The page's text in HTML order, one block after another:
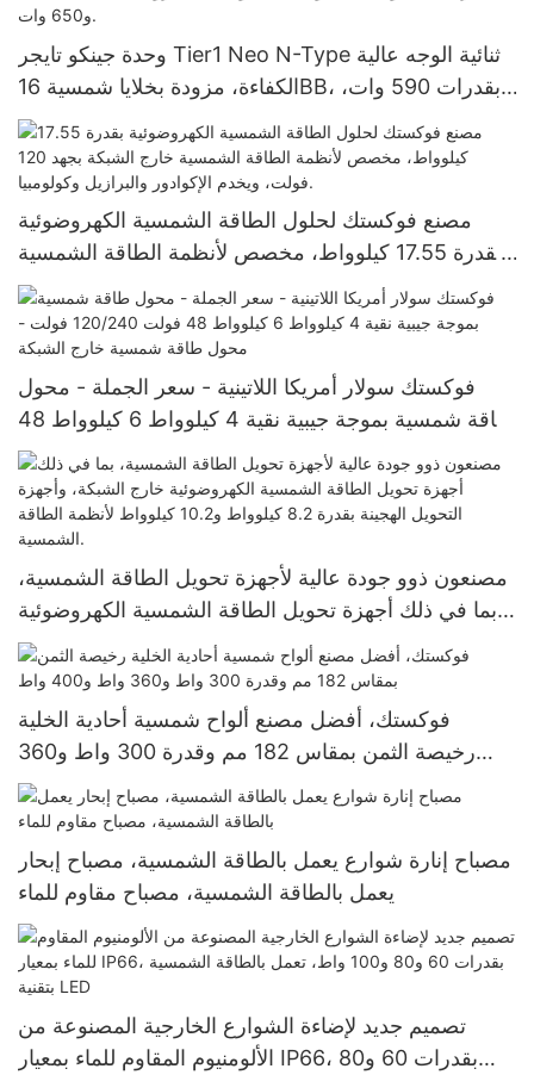
وحدة جينكو تايجر Tier1 Neo N-Type ثنائية الوجه عالية
الكفاءة، مزودة بخلايا شمسية 16BB، بقدرات 590 وات،
مصنع فوكستك لحلول الطاقة الشمسية الكهروضوئية
بقدرة 17.55 كيلوواط، مخصص لأنظمة الطاقة الشمسية
خارج الشبكة بجهد 120 فولت، ويخدم الإكوادور والبرازيل
وكولومبيا.
فوكستك سولار أمريكا اللاتينية - سعر الجملة - محول
طاقة شمسية بموجة جيبية نقية 4 كيلوواط 6 كيلوواط 48
فولت 120/240 فولت - محول طاقة شمسية خارج
الشبكة
مصنعون ذوو جودة عالية لأجهزة تحويل الطاقة الشمسية،
بما في ذلك أجهزة تحويل الطاقة الشمسية الكهروضوئية
خارج الشبكة، وأجهزة التحويل الهجينة بقدرة 8.2 كيلوواط
و10.2 كيلوواط لأنظمة الطاقة الشمسية.
فوكستك، أفضل مصنع ألواح شمسية أحادية الخلية
رخيصة الثمن بمقاس 182 مم وقدرة 300 واط و360
واط و400 واط
مصباح إنارة شوارع يعمل بالطاقة الشمسية، مصباح إبحار
يعمل بالطاقة الشمسية، مصباح مقاوم للماء
تصميم جديد لإضاءة الشوارع الخارجية المصنوعة من
الألومنيوم المقاوم للماء بمعيار IP66، بقدرات 60 و80